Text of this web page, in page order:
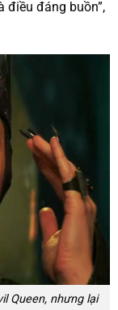
điều đáng buồn”,
Queen, nhưng lại